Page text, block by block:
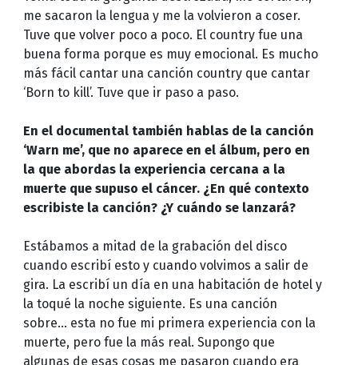
me sacaron la lengua y me la volvieron a coser.
Tuve que volver poco a poco. El country fue una
buena forma porque es muy emocional. Es mucho
más fácil cantar una canción country que cantar
‘Born to kill’. Tuve que ir paso a paso.
En el documental también hablas de la canción
‘Warn me’, que no aparece en el álbum, pero en
la que abordas la experiencia cercana a la
muerte que supuso el cáncer. ¿En qué contexto
escribiste la canción? ¿Y cuándo se lanzará?
Estábamos a mitad de la grabación del disco
cuando escribí esto y cuando volvimos a salir de
gira. La escribí un día en una habitación de hotel y
la toqué la noche siguiente. Es una canción
sobre… esta no fue mi primera experiencia con la
muerte, pero fue la más real. Supongo que
algunas de esas cosas me pasaron cuando era